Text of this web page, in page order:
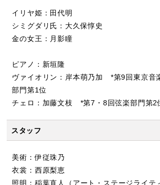
イリヤ姫：田代明
シミグダリ氏：大久保惇史
金の女王：月影瞳
ピアノ：新垣隆
ヴァイオリン：岸本萌乃加 *第9回東京音
部門第1位
チェロ：加藤文枝 *第7・8回弦楽部門第2
スタッフ
美術：伊従珠乃
衣裳：西原梨恵
照明：稲葉直人（アート・ステージライテ